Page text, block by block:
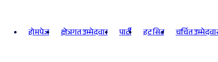
होमपेज क्षेत्रगत उम्मेदवार पार्टी हट सिट चर्चित